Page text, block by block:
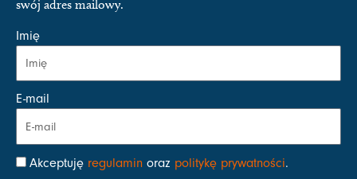
swój adres mailowy.
Imię
E-mail
Akceptuję regulamin oraz politykę prywatności.